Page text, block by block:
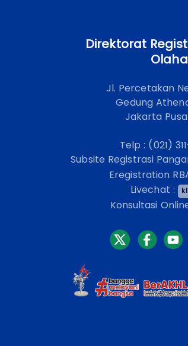
Direktorat
Jl. Percetakan
Gedung
Jakarta
Telp : (021)
Subsite Registrasi
Eregistration
Livechat :
Konsultasi